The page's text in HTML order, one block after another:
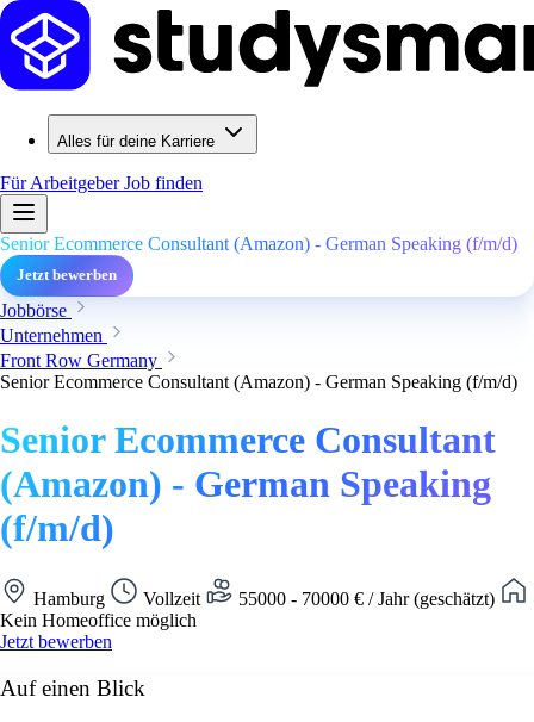
Alles für deine Karriere
Für ArbeitgeberJob finden
Senior Ecommerce Consultant (Amazon) - German Speaking (f/m/d)
Jetzt bewerben
Jobbörse
Unternehmen
Front Row Germany
Senior Ecommerce Consultant (Amazon) - German Speaking (f/m/d)
Senior Ecommerce Consultant
(Amazon) - German Speaking
(f/m/d)
Hamburg Vollzeit
55000 - 70000 € / Jahr (geschätzt)
Kein Homeoffice möglich
Jetzt bewerben
Auf einen Blick